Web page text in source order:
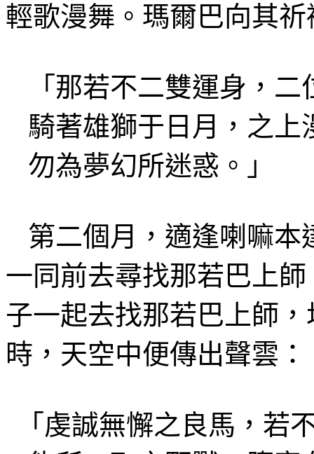
輕歌漫舞。 瑪爾巴向其祈
「 那若不二雙運身 ，二
騎著雄獅于 日月， 之上
勿為夢幻所迷惑。」
第二個 月，適逢喇嘛本
一同前去尋找那若巴上
子一起去找那若巴上師，
時，天空中便傳出聲雲：
「虔誠無懈之良馬，若